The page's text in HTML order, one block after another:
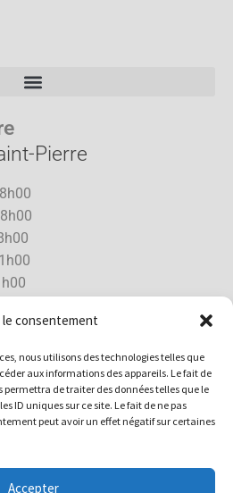
le consentement
nous utilisons des technologies telles que
aux informations des appareils. Le fait de
permettra de traiter des données telles que le
ID uniques sur ce site. Le fait de ne pas
peut avoir un effet négatif sur certaines
Accepter
Pierre